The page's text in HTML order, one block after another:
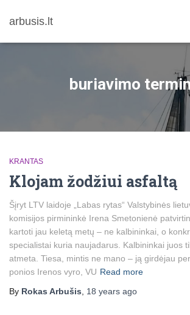
arbusis.lt
buriavimo
KRANTAS
Klojam žodžiui asfaltą
Šįryt LTV laidoje „Labas rytas“ Valstybinės
komisijos pirmininkė Irena Smetonienė
kartoti jau keletą metų – ne kalbininkai, o
specialistai kuria naujadarus. Kalbininkai juos
atmeta. Tiesa, mintis ne mano – ją girdėjau
ponios Irenos vyro, VU Read more
By Rokas Arbušis 18 years ago